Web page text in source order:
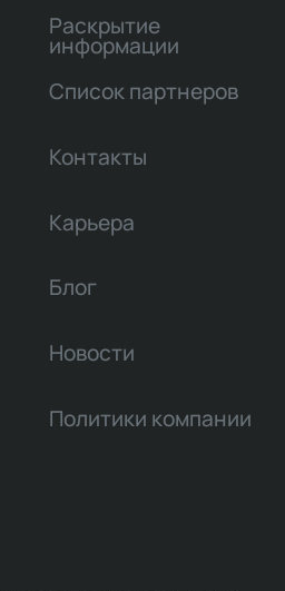
Раскрытие
информации
Список партнеров
Контакты
Карьера
Блог
Новости
Политики компании